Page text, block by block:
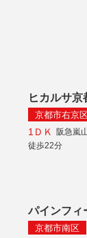
ヒカルサ京
京都市右京
1ＤＫ
阪急嵐
徒歩22分
パインフィ
京都市南区